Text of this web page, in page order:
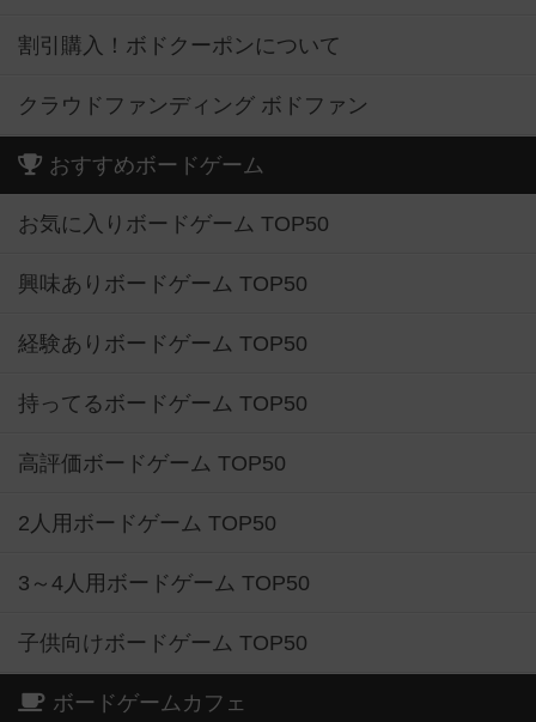
割引購入！ボドクーポンについて
クラウドファンディング ボドファン
おすすめボードゲーム
お気に入りボードゲーム TOP50
興味ありボードゲーム TOP50
経験ありボードゲーム TOP50
持ってるボードゲーム TOP50
高評価ボードゲーム TOP50
2人用ボードゲーム TOP50
3～4人用ボードゲーム TOP50
子供向けボードゲーム TOP50
ボードゲームカフェ